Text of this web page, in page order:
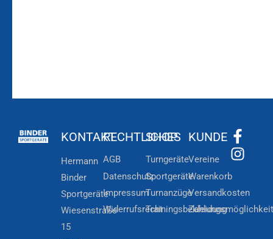
KONTAKT
Hermann
Binder
Sportgeräte
Wiesenstraße
15
RECHTLICHES
AGB
Datenschutz
Impressum
Widerrufsrecht
SHOP
Turngeräte
Sportgeräte
Turnanzüge
Trainingsbekleidung
KUNDE
Vereine
Warenkorb
Versandkosten